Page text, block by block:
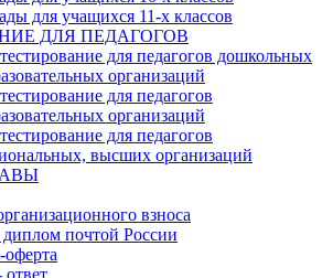
для учащихся 11-х классов
ДЛЯ ПЕДАГОГОВ
для педагогов дошкольных
организаций
для педагогов
организаций
для педагогов
высших организаций
взноса
диплом почтой России